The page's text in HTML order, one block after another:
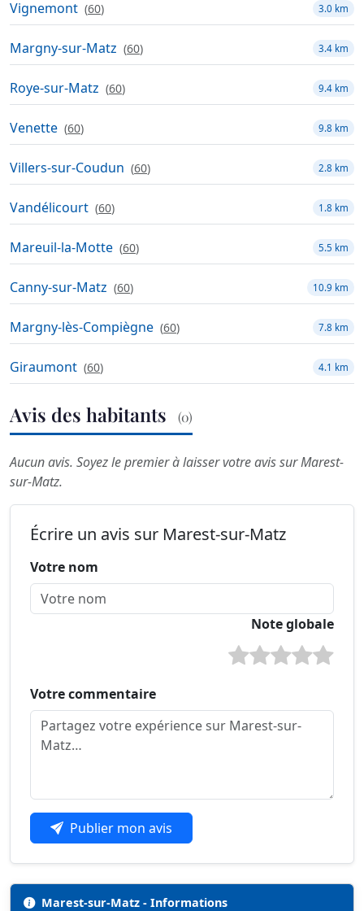
Vignemont (60) 3.0 km
Margny-sur-Matz (60) 3.4 km
Roye-sur-Matz (60) 9.4 km
Venette (60) 9.8 km
Villers-sur-Coudun (60) 2.8 km
Vandélicourt (60) 1.8 km
Mareuil-la-Motte (60) 5.5 km
Canny-sur-Matz (60) 10.9 km
Margny-lès-Compiègne (60) 7.8 km
Giraumont (60) 4.1 km
Avis des habitants (0)
Aucun avis. Soyez le premier à laisser votre avis sur Marest-
sur-Matz.
Écrire un avis sur Marest-sur-Matz
Votre nom
Note globale
Votre commentaire
Publier mon avis
Marest-sur-Matz - Informations